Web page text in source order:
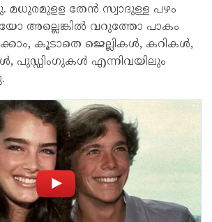
തേൻ സ്വാദുള്ള പഴം
അല്ലെങ്കിൽ വറുത്തോ പാകം
കൂടാതെ ജെല്ലികൾ, കറികൾ,
പുഡ്ഡിംഗുകൾ എന്നിവയിലും